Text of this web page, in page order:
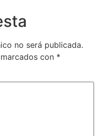
no será publicada.
con *